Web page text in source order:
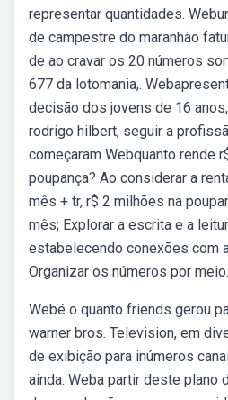
representar quantidades.
de campestre do maranhão
de ao cravar os 20 números
677 da lotomania,.
decisão dos jovens de 16
rodrigo hilbert, seguir a
começaram Webquanto rende
poupança? Ao considerar a
mês + tr, r$ 2 milhões na
mês; Explorar a escrita e a
estabelecendo conexões com
Organizar os números por meio.
Webé o quanto friends gerou
warner bros. Television, em
de exibição para inúmeros
ainda. Weba partir deste plano